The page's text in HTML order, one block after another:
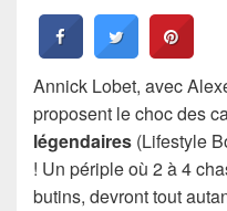
Annick Lobet, avec
proposent le choc des
légendaires (Lifestyle
! Un périple où 2 à 4
butins, devront tout